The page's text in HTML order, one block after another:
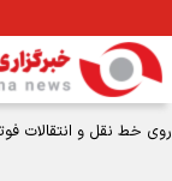
روی خط نقل و انتقالات